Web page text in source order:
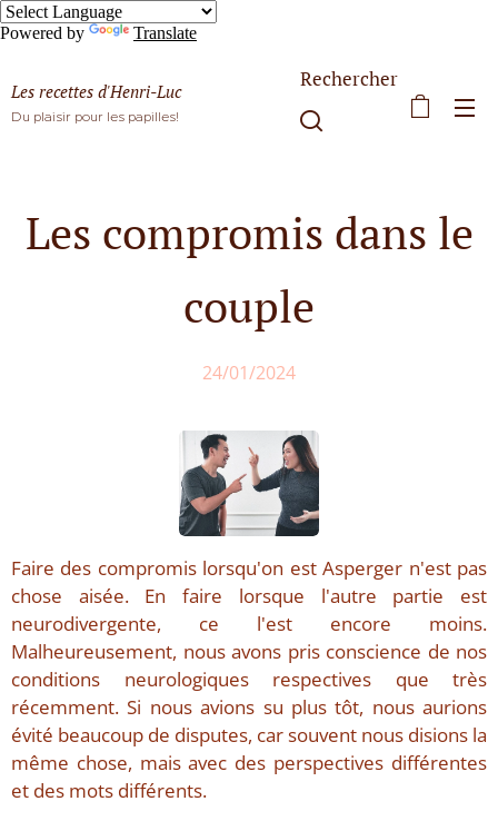
Powered by Translate
Les recettes d'Henri-Luc
Du plaisir pour les papilles!
Rechercher
Les compromis dans le
couple
24/01/2024
Faire des compromis lorsqu'on est Asperger n'est pas
chose aisée. En faire lorsque l'autre partie est
neurodivergente, ce l'est encore moins.
Malheureusement, nous avons pris conscience de nos
conditions neurologiques respectives que très
récemment. Si nous avions su plus tôt, nous aurions
évité beaucoup de disputes, car souvent nous disions la
même chose, mais avec des perspectives différentes
et des mots différents.